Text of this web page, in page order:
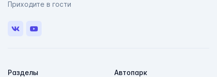
Приходите в гости
VK Youtube
Разделы Автопарк
Свяжитесь с нами через любой удобный